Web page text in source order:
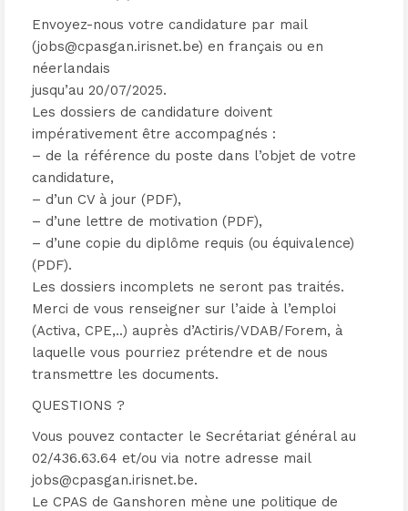
Envoyez-nous votre candidature par mail
(jobs@cpasgan.irisnet.be) en français ou en
néerlandais
jusqu’au 20/07/2025.
Les dossiers de candidature doivent
impérativement être accompagnés :
– de la référence du poste dans l’objet de votre
candidature,
– d’un CV à jour (PDF),
– d’une lettre de motivation (PDF),
– d’une copie du diplôme requis (ou équivalence)
(PDF).
Les dossiers incomplets ne seront pas traités.
Merci de vous renseigner sur l’aide à l’emploi
(Activa, CPE,..) auprès d’Actiris/VDAB/Forem, à
laquelle vous pourriez prétendre et de nous
transmettre les documents.
QUESTIONS ?
Vous pouvez contacter le Secrétariat général au
02/436.63.64 et/ou via notre adresse mail
jobs@cpasgan.irisnet.be.
Le CPAS de Ganshoren mène une politique de